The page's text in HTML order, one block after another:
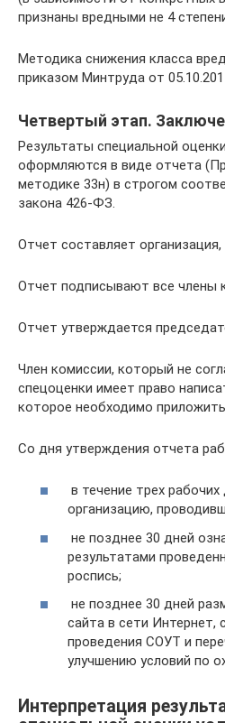
признаны вредными не 4
Методика снижения класса
приказом Минтруда от
Четвертый этап.
Результаты специальной
оформляются в виде отчета
методике 33н) в строгом
закона 426-ФЗ.
Отчет составляет
Отчет подписывают все члены
Отчет утверждается
Член комиссии, который не
спецоценки имеет право
которое необходимо
Со дня утверждения отчета
в течение трех
организацию,
не позднее 30 дней
результатами
роспись;
не позднее 30 дней
сайта в сети Интернет,
проведения СОУТ и
улучшению условий по
Интерпретация